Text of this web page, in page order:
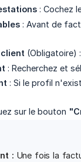
: Cochez
: Avant de
(Obligatoire) :
: Recherchez et
: Si le profil
sur le bouton
: Une fois la